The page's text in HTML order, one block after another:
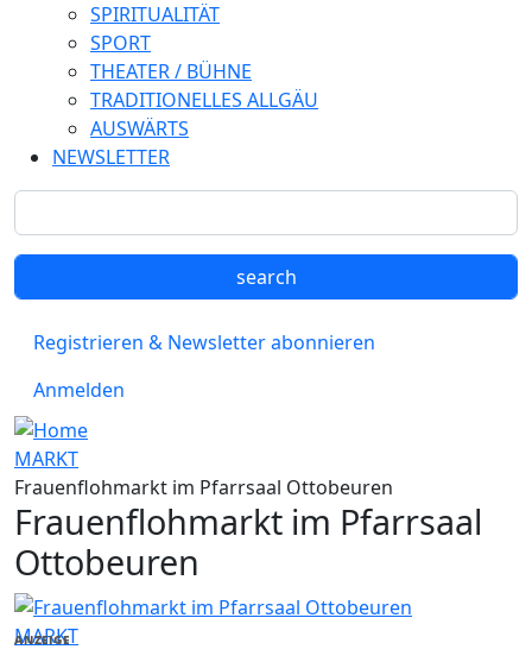
SPIRITUALITÄT
SPORT
THEATER / BÜHNE
TRADITIONELLES ALLGÄU
AUSWÄRTS
NEWSLETTER
Registrieren & Newsletter abonnieren
Anmelden
MARKT
Frauenflohmarkt im Pfarrsaal Ottobeuren
Frauenflohmarkt im Pfarrsaal
Ottobeuren
MARKT
ANZEIGE